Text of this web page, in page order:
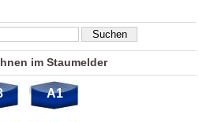
im Staumelder
A1